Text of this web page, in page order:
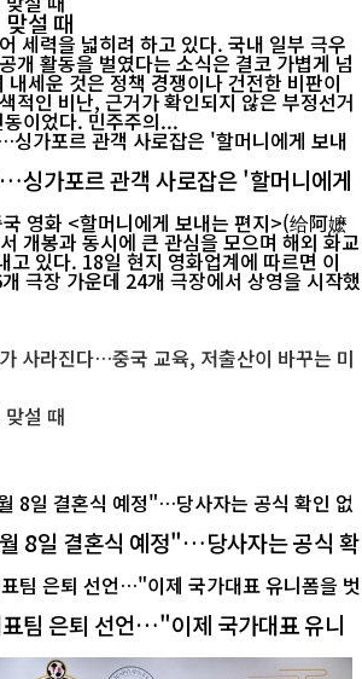
설 때
세력을 넓히려 하고 있다. 국내 일부 극우
개 활동을 벌였다는 소식은 결코 가볍게 넘
내세운 것은 정책 경쟁이나 건전한 비판이
적인 비난, 근거가 확인되지 않은 부정선거
이었다. 민주주의...
가포르 관객 사로잡은 '할머니에게
영화 <할머니에게 보내는 편지>(给阿嬷
개봉과 동시에 큰 관심을 모으며 해외 화교
업계에 따르면 이
극장 가운데 24개 극장에서 상영을 시작했
8일 결혼식 예정"…당사자는 공식 확
팀 은퇴 선언…"이제 국가대표 유니